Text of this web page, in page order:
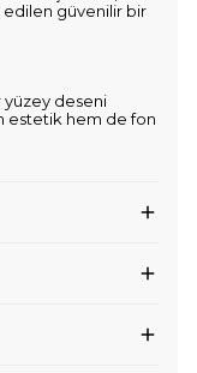
güvenilir bir
yüzey deseni
estetik hem de fon